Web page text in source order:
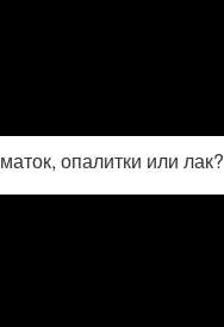
опалитки или лак?